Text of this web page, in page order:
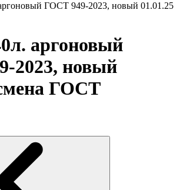
ГОСТ 949-2023, новый 01.01.25
аргоновый
2023, новый
ГОСТ